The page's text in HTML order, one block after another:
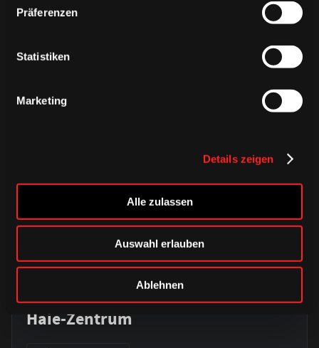
Präferenzen
Statistiken
Marketing
Details zeigen
Alle zulassen
Auswahl erlauben
Ablehnen
ÄHNLICHE NEWS
DONNERSTAG, 06. AUGUST 2026
Alle Infos zum öffentlichen
Trainingsauftakt am Sonntag im
Haie-Zentrum